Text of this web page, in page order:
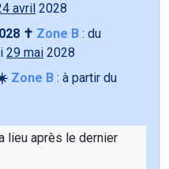
avril 2028
✝️ Zone B : du
29 mai 2028
Zone B : à partir du
lieu après le dernier